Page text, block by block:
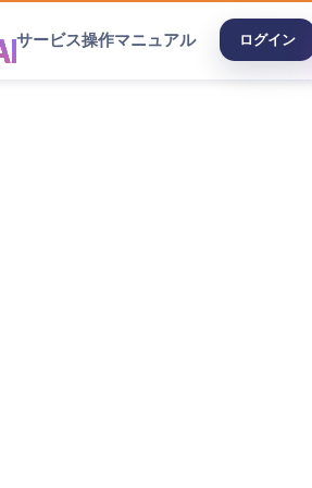
サービス操作マニュアル ログイン